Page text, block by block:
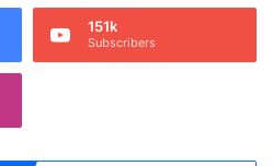
151k
Subscribers